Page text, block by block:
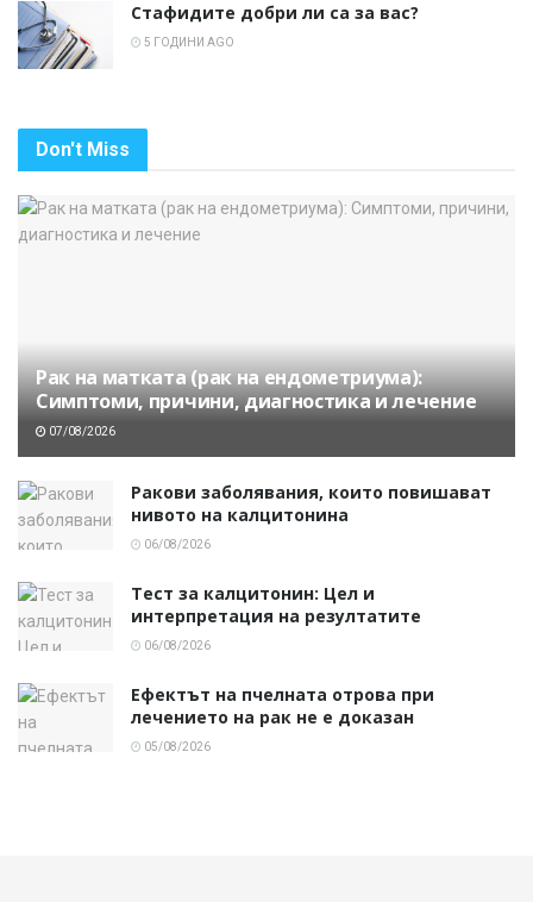
Стафидите добри ли са за вас?
5 ГОДИНИ AGO
Don't Miss
Рак на матката (рак на ендометриума):
Симптоми, причини, диагностика и лечение
07/08/2026
Ракови заболявания, които повишават
нивото на калцитонина
06/08/2026
Тест за калцитонин: Цел и
интерпретация на резултатите
06/08/2026
Ефектът на пчелната отрова при
лечението на рак не е доказан
05/08/2026